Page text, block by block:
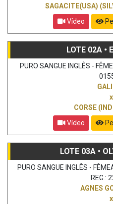
SAGACITE(USA)
Vídeo
LOTE 02A •
PURO SANGUE INGLÊS -
x
CORSE
Vídeo
LOTE 03A •
PURO SANGUE INGLÊS -
REG.:
AGNES
x